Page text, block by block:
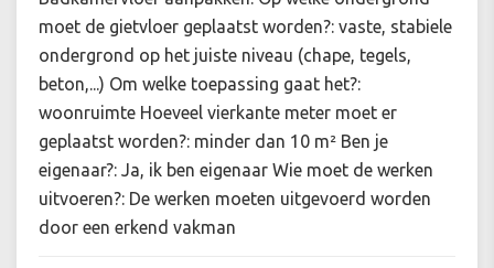
moet de gietvloer geplaatst worden?: vaste, stabiele
ondergrond op het juiste niveau (chape, tegels,
beton,...) Om welke toepassing gaat het?:
woonruimte Hoeveel vierkante meter moet er
geplaatst worden?: minder dan 10 m² Ben je
eigenaar?: Ja, ik ben eigenaar Wie moet de werken
uitvoeren?: De werken moeten uitgevoerd worden
door een erkend vakman